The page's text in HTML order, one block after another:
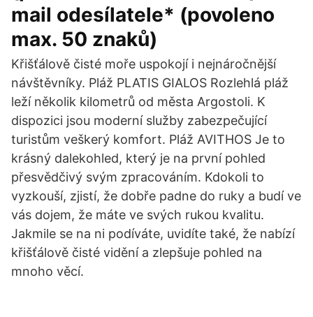
mail odesílatele* (povoleno
max. 50 znaků)
Křišťálově čisté moře uspokojí i nejnáročnější
návštěvníky. Pláž PLATIS GIALOS Rozlehlá pláž
leží několik kilometrů od města Argostoli. K
dispozici jsou moderní služby zabezpečující
turistům veškerý komfort. Pláž AVITHOS Je to
krásný dalekohled, který je na první pohled
přesvědčivý svým zpracováním. Kdokoli to
vyzkouší, zjistí, že dobře padne do ruky a budí ve
vás dojem, že máte ve svých rukou kvalitu.
Jakmile se na ni podíváte, uvidíte také, že nabízí
křišťálově čisté vidění a zlepšuje pohled na
mnoho věcí.